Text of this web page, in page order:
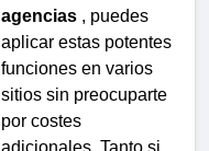
agencias , puedes
aplicar estas potentes
funciones en varios
sitios sin preocuparte
por costes
adicionales. Tanto si